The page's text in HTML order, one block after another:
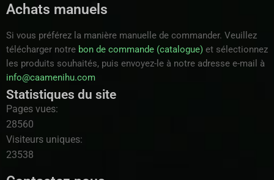
Achats manuels
Si vous préférez la manière manuelle de commander. Veuillez
télécharger notre bon de commande (catalogue) et sélectionnez
les produits souhaités, puis envoyez-le à notre adresse e-mail à
info@caamenihu.com
Statistiques du site
Pages vues:
28560
Visiteurs uniques:
23538